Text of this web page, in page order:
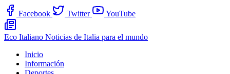
Facebook Twitter YouTube
Eco Italiano Noticias de Italia para el mundo
Inicio
Información